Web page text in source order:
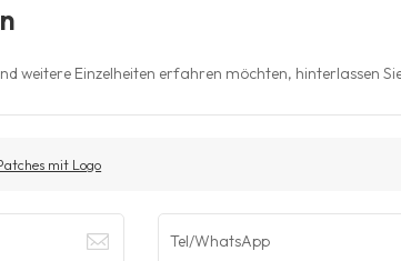
weitere Einzelheiten erfahren möchten, hinterlassen
mit Logo